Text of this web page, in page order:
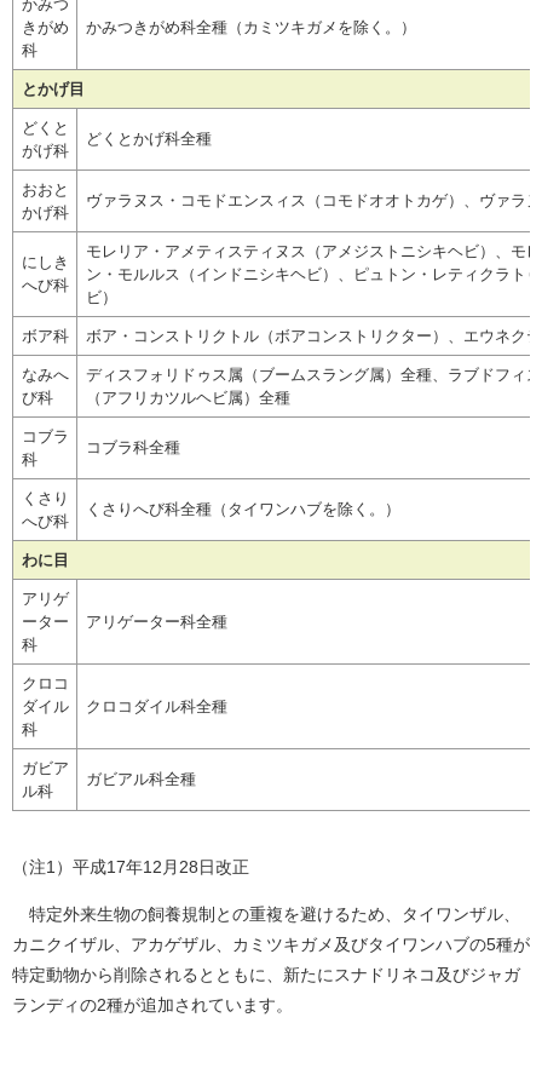
かみつ
きがめ
科
かみつきがめ科全種（カミツキガメを除く。）
とかげ目
どくと
がげ科
どくとかげ科全種
おおと
かげ科
ヴァラヌス・コモドエンスィス（コモドオオトカゲ）、ヴァラ
にしき
へび科
モレリア・アメティスティヌス（アメジストニシキヘビ）、モ
ン・モルルス（インドニシキヘビ）、ピュトン・レティクラト
ビ）
ボア科 ボア・コンストリクトル（ボアコンストリクター）、エウネク
なみへ
び科
ディスフォリドゥス属（ブームスラング属）全種、ラブドフィ
（アフリカツルヘビ属）全種
コブラ
科
コブラ科全種
くさり
へび科
くさりへび科全種（タイワンハブを除く。）
わに目
アリゲ
ーター
科
アリゲーター科全種
クロコ
ダイル
科
クロコダイル科全種
ガビア
ル科
ガビアル科全種
（注1）平成17年12月28日改正
特定外来生物の飼養規制との重複を避けるため、タイワンザル、
カニクイザル、アカゲザル、カミツキガメ及びタイワンハブの5種が
特定動物から削除されるとともに、新たにスナドリネコ及びジャガ
ランディの2種が追加されています。